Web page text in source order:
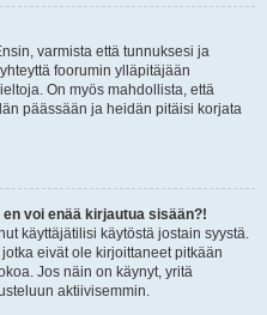
varmista että tunnuksesi ja
foorumin ylläpitäjään
On myös mahdollista, että
päässään ja heidän pitäisi korjata
voi enää kirjautua sisään?!
käyttäjätilisi käytöstä jostain syystä.
eivät ole kirjoittaneet pitkään
Jos näin on käynyt, yritä
aktiivisemmin.